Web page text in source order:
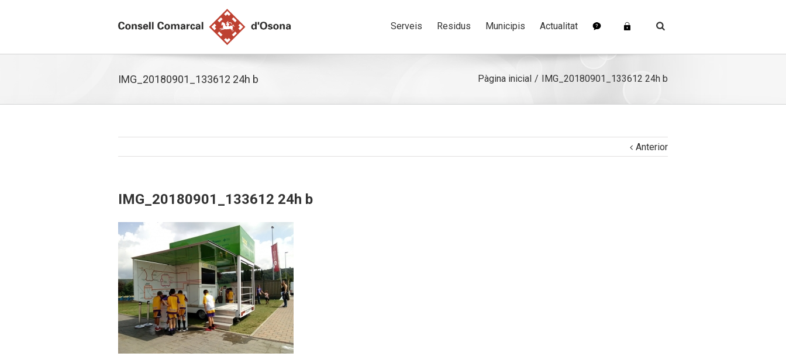
Serveis Residus Municipis Actualitat
IMG_20180901_133612 24h b Pàgina inicial IMG_20180901_133612 24h b
Anterior
IMG_20180901_133612 24h b